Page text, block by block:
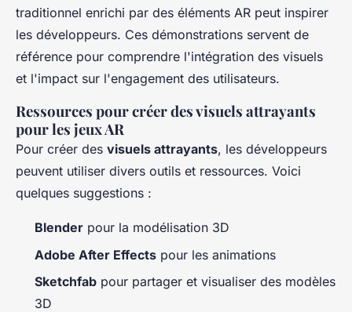
traditionnel enrichi par des éléments AR peut inspirer
les développeurs. Ces démonstrations servent de
référence pour comprendre l'intégration des visuels
et l'impact sur l'engagement des utilisateurs.
Ressources pour créer des visuels attrayants
pour les jeux AR
Pour créer des visuels attrayants, les développeurs
peuvent utiliser divers outils et ressources. Voici
quelques suggestions :
Blender pour la modélisation 3D
Adobe After Effects pour les animations
Sketchfab pour partager et visualiser des modèles
3D